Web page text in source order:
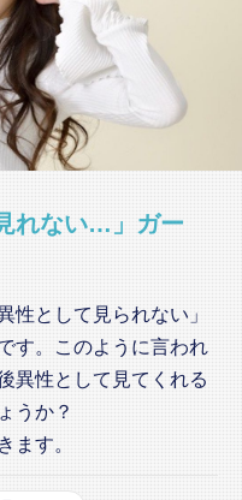
れない…」ガー
性として見られない」
す。このように言われ
異性として見てくれる
うか？
ます。